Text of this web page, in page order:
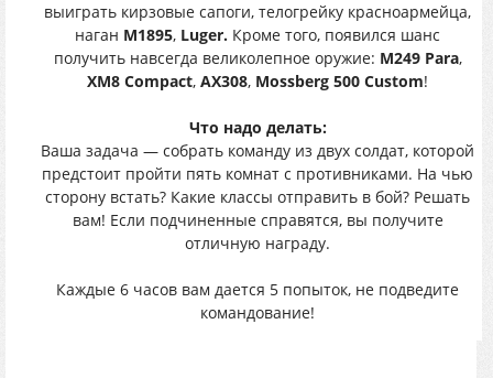
выиграть кирзовые сапоги, телогрейку красноармейца,
наган M1895, Luger. Кроме того, появился шанс
получить навсегда великолепное оружие: M249 Para,
XM8 Compact, AX308, Mossberg 500 Custom!
Что надо делать:
Ваша задача — собрать команду из двух солдат, которой
предстоит пройти пять комнат с противниками. На чью
сторону встать? Какие классы отправить в бой? Решать
вам! Если подчиненные справятся, вы получите
отличную награду.
Каждые 6 часов вам дается 5 попыток, не подведите
командование!